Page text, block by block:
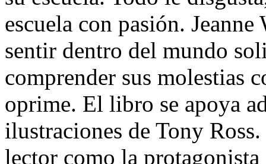
escuela con pasión.
sentir dentro del mundo
comprender sus molestias
oprime. El libro se apoya
ilustraciones de Tony
lector como la protagonista